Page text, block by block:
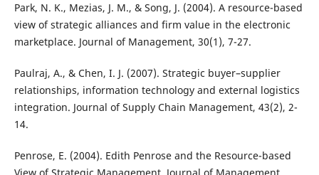
Park, N. K., Mezias, J. M., & Song, J. (2004). A resource-based
view of strategic alliances and firm value in the electronic
marketplace. Journal of Management, 30(1), 7-27.
Paulraj, A., & Chen, I. J. (2007). Strategic buyer–supplier
relationships, information technology and external logistics
integration. Journal of Supply Chain Management, 43(2), 2-
14.
Penrose, E. (2004). Edith Penrose and the Resource-based